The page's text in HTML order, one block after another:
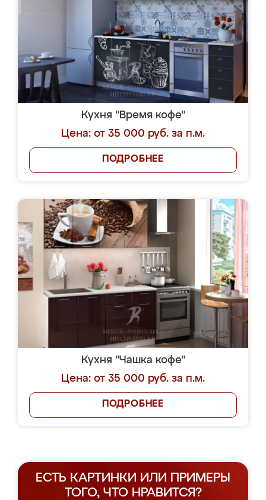
Кухня "Время кофе"
Цена: от 35 000 руб. за п.м.
ПОДРОБНЕЕ
Кухня "Чашка кофе"
Цена: от 35 000 руб. за п.м.
ПОДРОБНЕЕ
ЕСТЬ КАРТИНКИ ИЛИ ПРИМЕРЫ
ТОГО, ЧТО НРАВИТСЯ?